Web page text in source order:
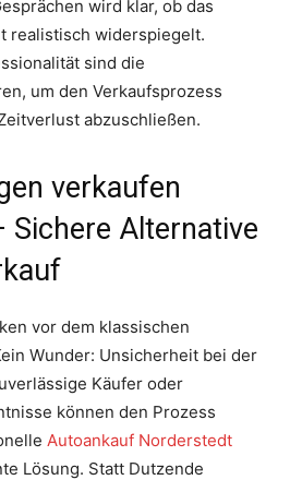
wird klar, ob das
realistisch widerspiegelt.
sind die
um den Verkaufsprozess
abzuschließen.
verkaufen
Sichere Alternative
vor dem klassischen
Wunder: Unsicherheit bei der
Käufer oder
können den Prozess
Autoankauf Norderstedt
Lösung. Statt Dutzende